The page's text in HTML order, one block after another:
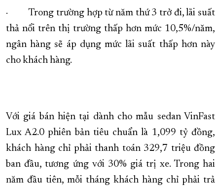
· Trong trường hợp từ năm thứ 3 trở đi, lãi suất
thả nổi trên thị trường thấp hơn mức 10,5%/năm,
ngân hàng sẽ áp dụng mức lãi suất thấp hơn này
cho khách hàng.
Với giá bán hiện tại dành cho mẫu sedan VinFast
Lux A2.0 phiên bản tiêu chuẩn là 1,099 tỷ đồng,
khách hàng chỉ phải thanh toán 329,7 triệu đồng
ban đầu, tương ứng với 30% giá trị xe. Trong hai
năm đầu tiên, mỗi tháng khách hàng chỉ phải trả